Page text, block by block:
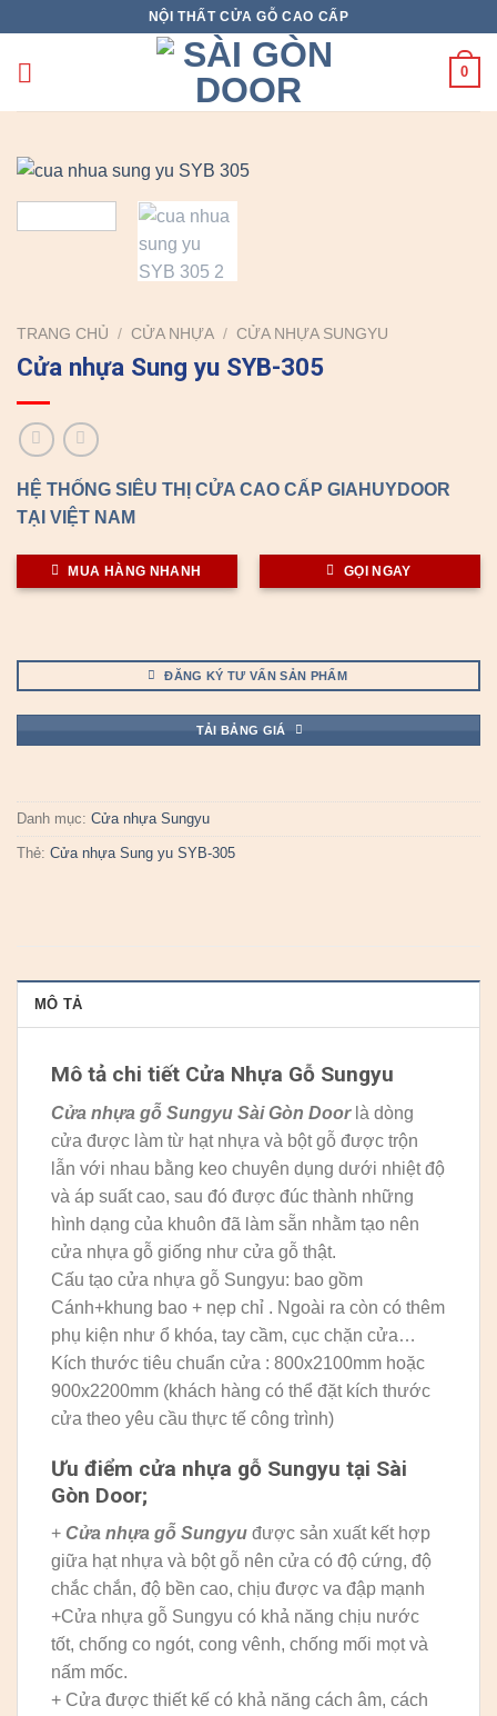
content
NỘI THẤT CỬA GỖ CAO CẤP
0
TRANG CHỦ / CỬA NHỰA / CỬA NHỰA SUNGYU
Cửa nhựa Sung yu SYB-305
HỆ THỐNG SIÊU THỊ CỬA CAO CẤP GIAHUYDOOR
TẠI VIỆT NAM
MUA HÀNG NHANH GỌI NGAY
ĐĂNG KÝ TƯ VẤN SẢN PHẨM
TẢI BẢNG GIÁ
Danh mục: Cửa nhựa Sungyu
Thẻ: Cửa nhựa Sung yu SYB-305
MÔ TẢ
Mô tả chi tiết Cửa Nhựa Gỗ Sungyu
Cửa nhựa gỗ Sungyu Sài Gòn Doorlà dòng
cửa được làm từ hạt nhựa và bột gỗ được trộn
lẫn với nhau bằng keo chuyên dụng dưới nhiệt độ
và áp suất cao, sau đó được đúc thành những
hình dạng của khuôn đã làm sẵn nhằm tạo nên
cửa nhựa gỗ giống như cửa gỗ thật.
Cấu tạo cửa nhựa gỗ Sungyu: bao gồm
Cánh+khung bao + nẹp chỉ . Ngoài ra còn có thêm
phụ kiện như ổ khóa, tay cầm, cục chặn cửa…
Kích thước tiêu chuẩn cửa : 800x2100mm hoặc
900x2200mm (khách hàng có thể đặt kích thước
cửa theo yêu cầu thực tế công trình)
Ưu điểm cửa nhựa gỗ Sungyu tại Sài
Gòn Door;
+ Cửa nhựa gỗ Sungyu được sản xuất kết hợp
giữa hạt nhựa và bột gỗ nên cửa có độ cứng, độ
chắc chắn, độ bền cao, chịu được va đập mạnh
+Cửa nhựa gỗ Sungyu có khả năng chịu nước
tốt, chống co ngót, cong vênh, chống mối mọt và
nấm mốc.
+ Cửa được thiết kế có khả năng cách âm, cách